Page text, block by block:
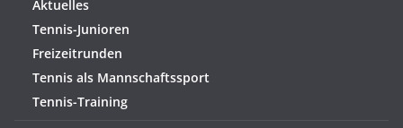
Aktuelles
Tennis-Junioren
Freizeitrunden
Tennis als Mannschaftssport
Tennis-Training